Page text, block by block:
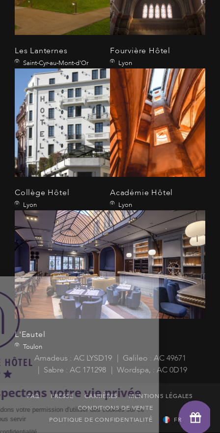
Les Lanternes
Saint-Cyr-au-Mont-d'Or
Fourvière Hôtel
Lyon
Collège Hôtel
Lyon
Académie Hôtel
Lyon
L'Eautel
Toulon
Amadeus : AC LYSD19
Galileo : AC 49671
Sabre : AC 171298
Wordspa, : AC 0D19
FAQ PRESSE CARRIÈRES
MENTIONS LÉGALES
CONDITIONS DE VENTE
POLITIQUE DE CONFIDENTIALITÉ
FR